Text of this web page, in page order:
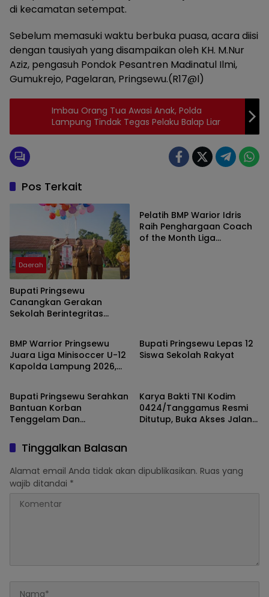
di kecamatan setempat.
Sebelum memasuki waktu berbuka puasa, acara diisi
dengan tausiyah yang disampaikan oleh KH. M.Nur
Aziz, pengasuh Pondok Pesantren Madinatul Ilmi,
Gumukrejo, Pagelaran, Pringsewu.(R17@l)
Imbau Orang Tua Awasi Anak, Polda
Lampung Tindak Tegas Pelaku Balap Liar
Pos Terkait
Daerah
Bupati Pringsewu
Canangkan Gerakan
Sekolah Berintegritas
Pelatih BMP Warior Idris
Raih Penghargaan Coach
of the Month Liga
Daerah
BMP Warrior Pringsewu
Juara Liga Minisoccer U-12
Kapolda Lampung 2026,
Bupati Pringsewu Lepas 12
Siswa Sekolah Rakyat
Daerah
Bupati Pringsewu Serahkan
Bantuan Korban
Tenggelam Dan
Dan Pagelaran Utara
Karya Bakti TNI Kodim
0424/Tanggamus Resmi
Ditutup, Buka Akses Jalan
Tinggalkan Balasan
Alamat email Anda tidak akan dipublikasikan. Ruas yang
wajib ditandai *